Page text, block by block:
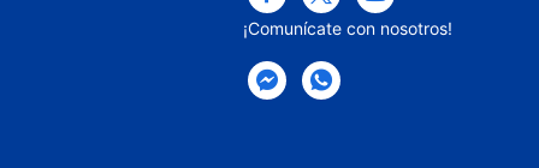
¡Comunícate con nosotros!